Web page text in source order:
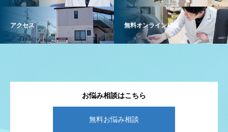
アクセス 無料オンライン相談
お悩み相談はこちら
無料お悩み相談